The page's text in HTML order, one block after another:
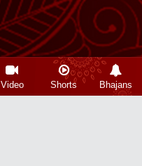
Video Shorts Bhajans